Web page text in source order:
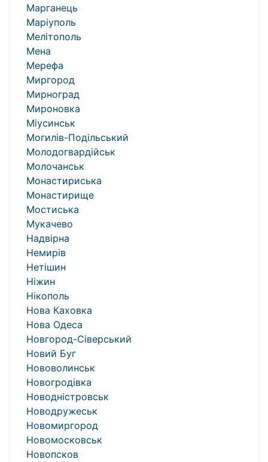
Марганець
Маріуполь
Мелітополь
Мена
Мерефа
Миргород
Мирноград
Мироновка
Міусинськ
Могилів-Подільський
Молодогвардійськ
Молочанськ
Монастириська
Монастирище
Мостиська
Мукачево
Надвірна
Немирів
Нетішин
Ніжин
Нікополь
Нова Каховка
Нова Одеса
Новгород-Сіверський
Новий Буг
Нововолинськ
Новогродівка
Новодністровськ
Новодружеськ
Новомиргород
Новомосковськ
Новопсков